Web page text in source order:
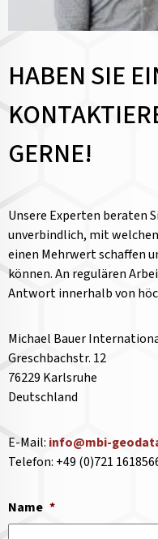
HABEN SIE
GERNE!
Unsere Experten beraten
unverbindlich, mit
einen Mehrwert schaffen
können. An regulären
Antwort innerhalb von
Michael Bauer
Greschbachstr. 12
76229 Karlsruhe
Deutschland
E-Mail: info@mbi-
Telefon: +49 (0)721
Name *